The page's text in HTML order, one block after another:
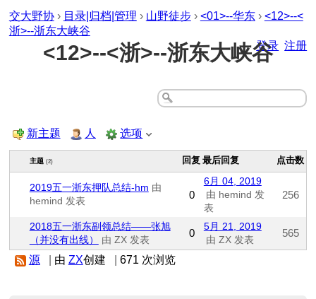
交大野协 › 目录|归档|管理 › 山野徒步 › <01>--华东 › <12>--<
浙>--浙东大峡谷
登录 注册
<12>--<浙>--浙东大峡谷
新主题 人 选项
主题 (2) 回复 最后回复 点击数
2019五一浙东押队总结-hm 由
hemind 发表
0
6月 04, 2019
由 hemind 发
表
256
2018五一浙东副领总结——张旭
（并没有出线）
由 ZX 发表
0
5月 21, 2019
由 ZX 发表
565
源 由 ZX创建 671 次浏览